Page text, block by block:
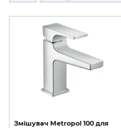
Змішувач Metropol 100 для